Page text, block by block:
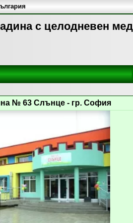
с целодневен
№ 63 Слънце - гр. София